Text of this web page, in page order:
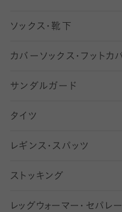
ソックス・靴下
五本指ソックス・靴下
足袋ソックス・靴下
無地・プレーンソック
柄ソックス・靴下
スニーカー（くるぶし
アンクル・ショートソッ
カバーソックス・フットカ
フットカバー・カバーソ
フットカバー・カバー
フットカバー・カバーソ
サンダルガード
タイツ
30デニール以下のタイ
31〜40デニールタイツ
41〜60デニールタイ
レギンス・スパッツ
柄レギンス
無地レギンス
ストッキング
伝線しにくいストッキ
レッ グ ウォー マー ・ セパレー